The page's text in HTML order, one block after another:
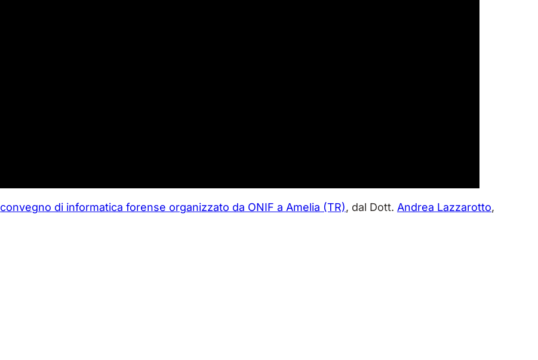
convegno di informatica forense organizzato da ONIF a Amelia (TR), dal Dott. Andrea Lazzarotto,